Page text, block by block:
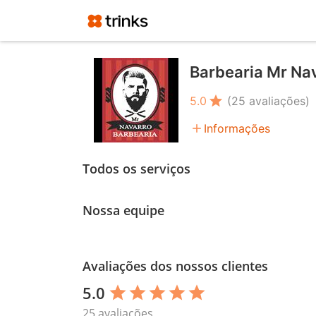
Barbearia Mr
5.0 star (25 avaliações)
add Informações
Todos os serviços
Nossa equipe
Avaliações dos nossos clientes
5.0 star star star star star
25 avaliações